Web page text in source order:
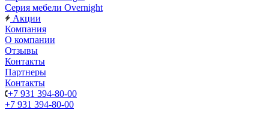
Серия мебели Overnight
Акции
Компания
О компании
Отзывы
Контакты
Партнеры
Контакты
+7 931 394-80-00
+7 931 394-80-00